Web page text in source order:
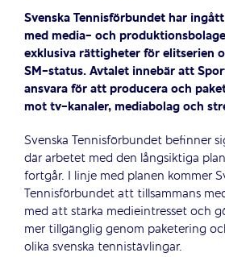
Svenska Tennisförbundet har
med media- och
exklusiva rättigheter för elitserien
SM-status. Avtalet innebär att
ansvara för att producera och
mot tv-kanaler, mediabolag och
Svenska Tennisförbundet befinner
där arbetet med den långsiktiga
fortgår. I linje med planen kommer
Tennisförbundet att tillsammans
med att stärka medieintresset och
mer tillgänglig genom paketering
olika svenska tennistävlingar.